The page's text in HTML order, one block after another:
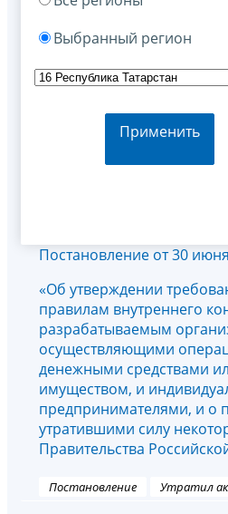
Выбранный регион
Применить
Постановление от 30
«Об утверждении
правилам внутреннего
разрабатываемым
осуществляющими
денежными средствами
имуществом, и
предпринимателями, и о
утратившими силу
Правительства
Постановление Утратил